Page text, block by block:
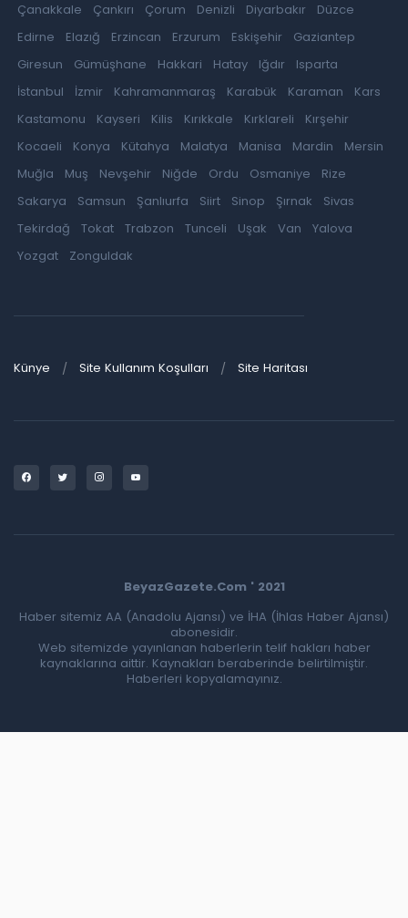
Çanakkale Çankırı Çorum Denizli Diyarbakır
Düzce
Edirne
Elazığ Erzincan Erzurum Eskişehir
Gaziantep
Giresun
Gümüşhane Hakkari Hatay Iğdır
Isparta
İstanbul
İzmir Kahramanmaraş Karabük Karaman
Kars
Kastamonu
Kayseri Kilis Kırıkkale Kırklareli
Kırşehir
Kocaeli
Konya Kütahya Malatya Manisa Mardin
Mersin
Muğla
Muş Nevşehir Niğde Ordu Osmaniye
Rize
Sakarya
Samsun Şanlıurfa Siirt Sinop Şırnak
Sivas
Tekirdağ
Tokat Trabzon Tunceli Uşak Van
Yalova
Yozgat
Zonguldak
Künye Site Kullanım Koşulları Site Haritası
BeyazGazete.Com ' 2021
Haber sitemiz AA (Anadolu Ajansı) ve İHA (İhlas Haber Ajansı)
abonesidir.
Web sitemizde yayınlanan haberlerin telif hakları haber
kaynaklarına aittir. Kaynakları beraberinde belirtilmiştir.
Haberleri kopyalamayınız.